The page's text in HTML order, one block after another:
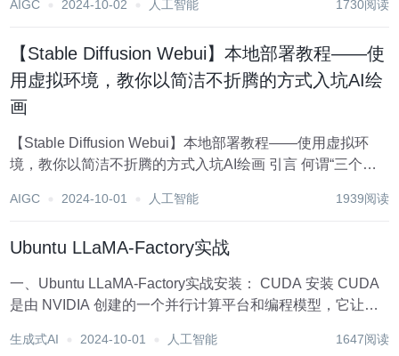
AIGC 2024-10-02 人工智能 1730阅读
【Stable Diffusion Webui】本地部署教程——使
用虚拟环境，教你以简洁不折腾的方式入坑AI绘
画
【Stable Diffusion Webui】本地部署教程——使用虚拟环
境，教你以简洁不折腾的方式入坑AI绘画 引言 何谓“三个必
（2）创建conda虚拟环境 （3）在虚...
AIGC 2024-10-01 人工智能 1939阅读
Ubuntu LLaMA-Factory实战
一、Ubuntu LLaMA-Factory实战安装： CUDA 安装 CUDA
是由 NVIDIA 创建的一个并行计算平台和编程模型，它让开
先，在 https://develop...
生成式AI 2024-10-01 人工智能 1647阅读